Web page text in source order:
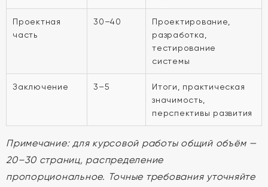
Проектная
часть
30–40
Проектирование,
разработка,
тестирование
системы
Заключение 3–5
Итоги, практическая
значимость,
перспективы развития
Примечание: для курсовой работы общий объём —
20–30 страниц, распределение
пропорциональное. Точные требования уточняйте